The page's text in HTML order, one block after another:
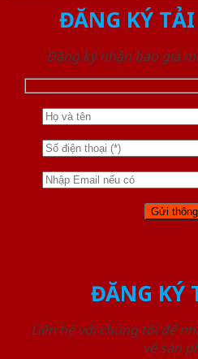
ĐĂNG KÝ
Đăng ký nhận báo giá
ĐĂNG KÝ
Liên hệ với chúng tôi để
về sản